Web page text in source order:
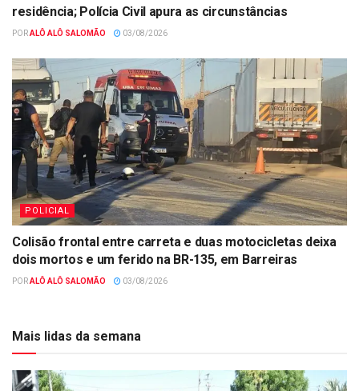
residência; Polícia Civil apura as circunstâncias
PORALÔ ALÔ SALOMÃO 03/08/2026
POLICIAL
Colisão frontal entre carreta e duas motocicletas deixa
dois mortos e um ferido na BR-135, em Barreiras
PORALÔ ALÔ SALOMÃO 03/08/2026
Mais lidas da semana